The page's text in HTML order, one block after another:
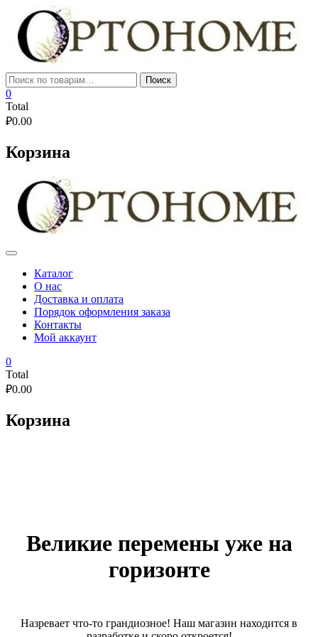
content
Искать: Поиск
0
Total
₽0.00
Корзина
Каталог
О нас
Доставка и оплата
Порядок оформления заказа
Контакты
Мой аккаунт
0
Total
₽0.00
Корзина
Великие перемены уже на
горизонте
Назревает что-то грандиозное! Наш магазин находится в